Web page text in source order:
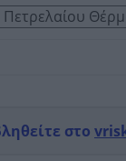
Πετρελαίου
στο